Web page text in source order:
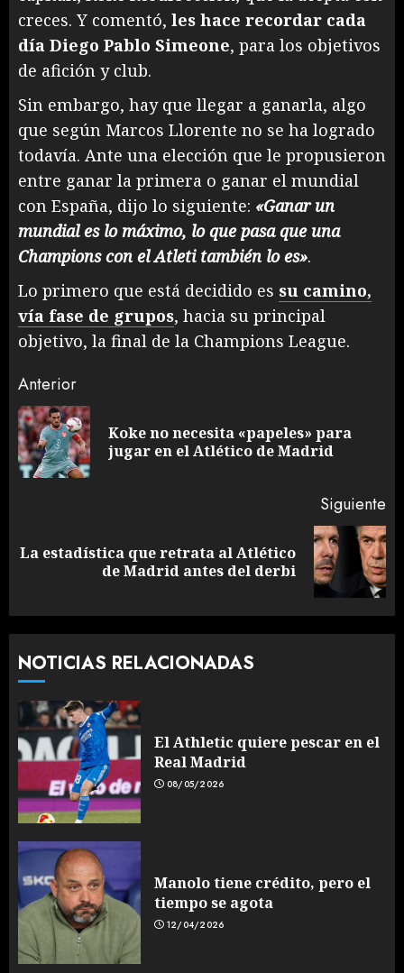
creces. Y comentó, les hace recordar cada
día Diego Pablo Simeone, para los objetivos
de afición y club.
Sin embargo, hay que llegar a ganarla, algo
que según Marcos Llorente no se ha logrado
todavía. Ante una elección que le propusieron
entre ganar la primera o ganar el mundial
con España, dijo lo siguiente: «Ganar un
mundial es lo máximo, lo que pasa que una
Champions con el Atleti también lo es».
Lo primero que está decidido es su camino,
vía fase de grupos, hacia su principal
objetivo, la final de la Champions League.
Sigue
leyendo
Anterior
Koke no necesita «papeles» para
jugar en el Atlético de Madrid
Siguiente
Siguiente
La estadística que retrata al Atlético
de Madrid antes del derbi
NOTICIAS RELACIONADAS
El Athletic quiere pescar en el
Real Madrid
08/05/2026
Manolo tiene crédito, pero el
tiempo se agota
12/04/2026